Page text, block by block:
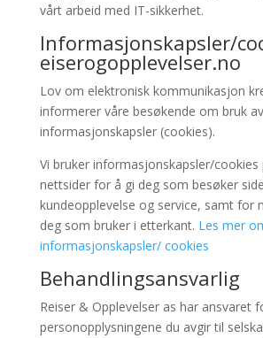
vårt arbeid med IT-sikkerhet.
Informasjonskapsler/
eiserogopplevelser.no
Lov om elektronisk kommunikasjon
informerer våre besøkende om bruk av
informasjonskapsler (cookies).
Vi bruker informasjonskapsler/cookies
nettsider for å gi deg som besøker
kundeopplevelse og service, samt for
deg som bruker i etterkant. Les mer
informasjonskapsler/ cookies
Behandlingsansvarlig
Reiser & Opplevelser as har ansvaret
personopplysningene du avgir til